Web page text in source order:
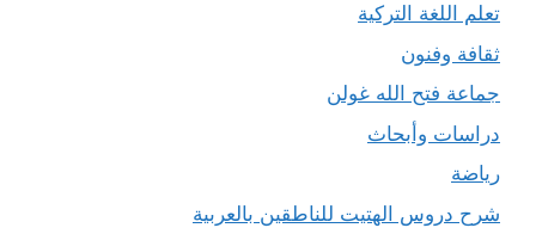
تعلم اللغة التركية
ثقافة وفنون
جماعة فتح الله غولن
دراسات وأبحاث
رياضة
شرح دروس الهتيت للناطقين بالعربية